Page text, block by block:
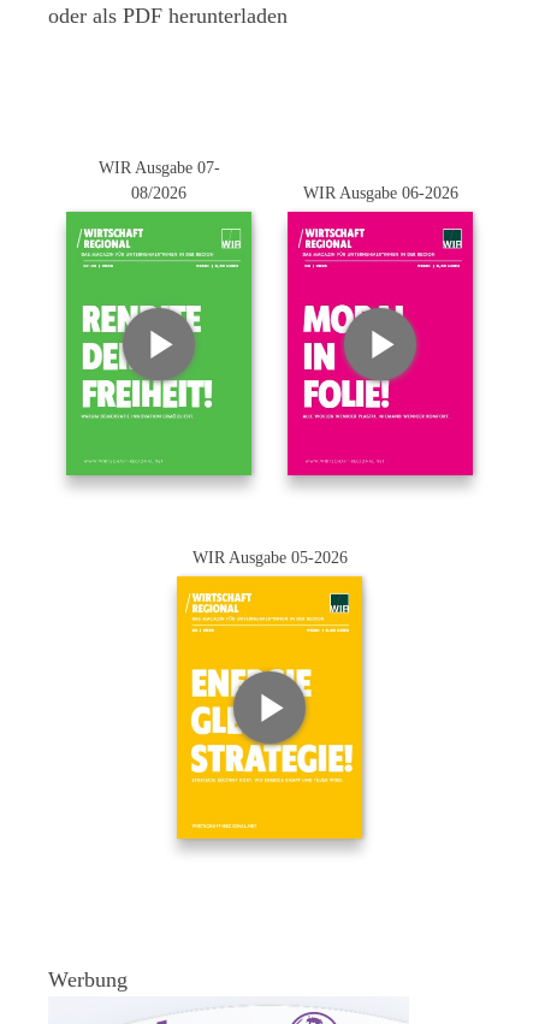
oder als PDF herunterladen
WIR Ausgabe 07-
08/2026
WIR Ausgabe 06-2026
WIR Ausgabe 05-2026
Werbung